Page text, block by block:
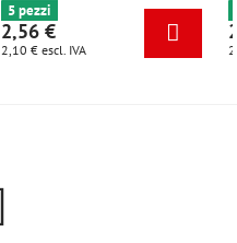
5 pezzi
2,56 €
2,10 € escl. IVA